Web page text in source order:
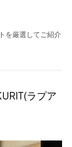
を厳選してご紹介
ラプア